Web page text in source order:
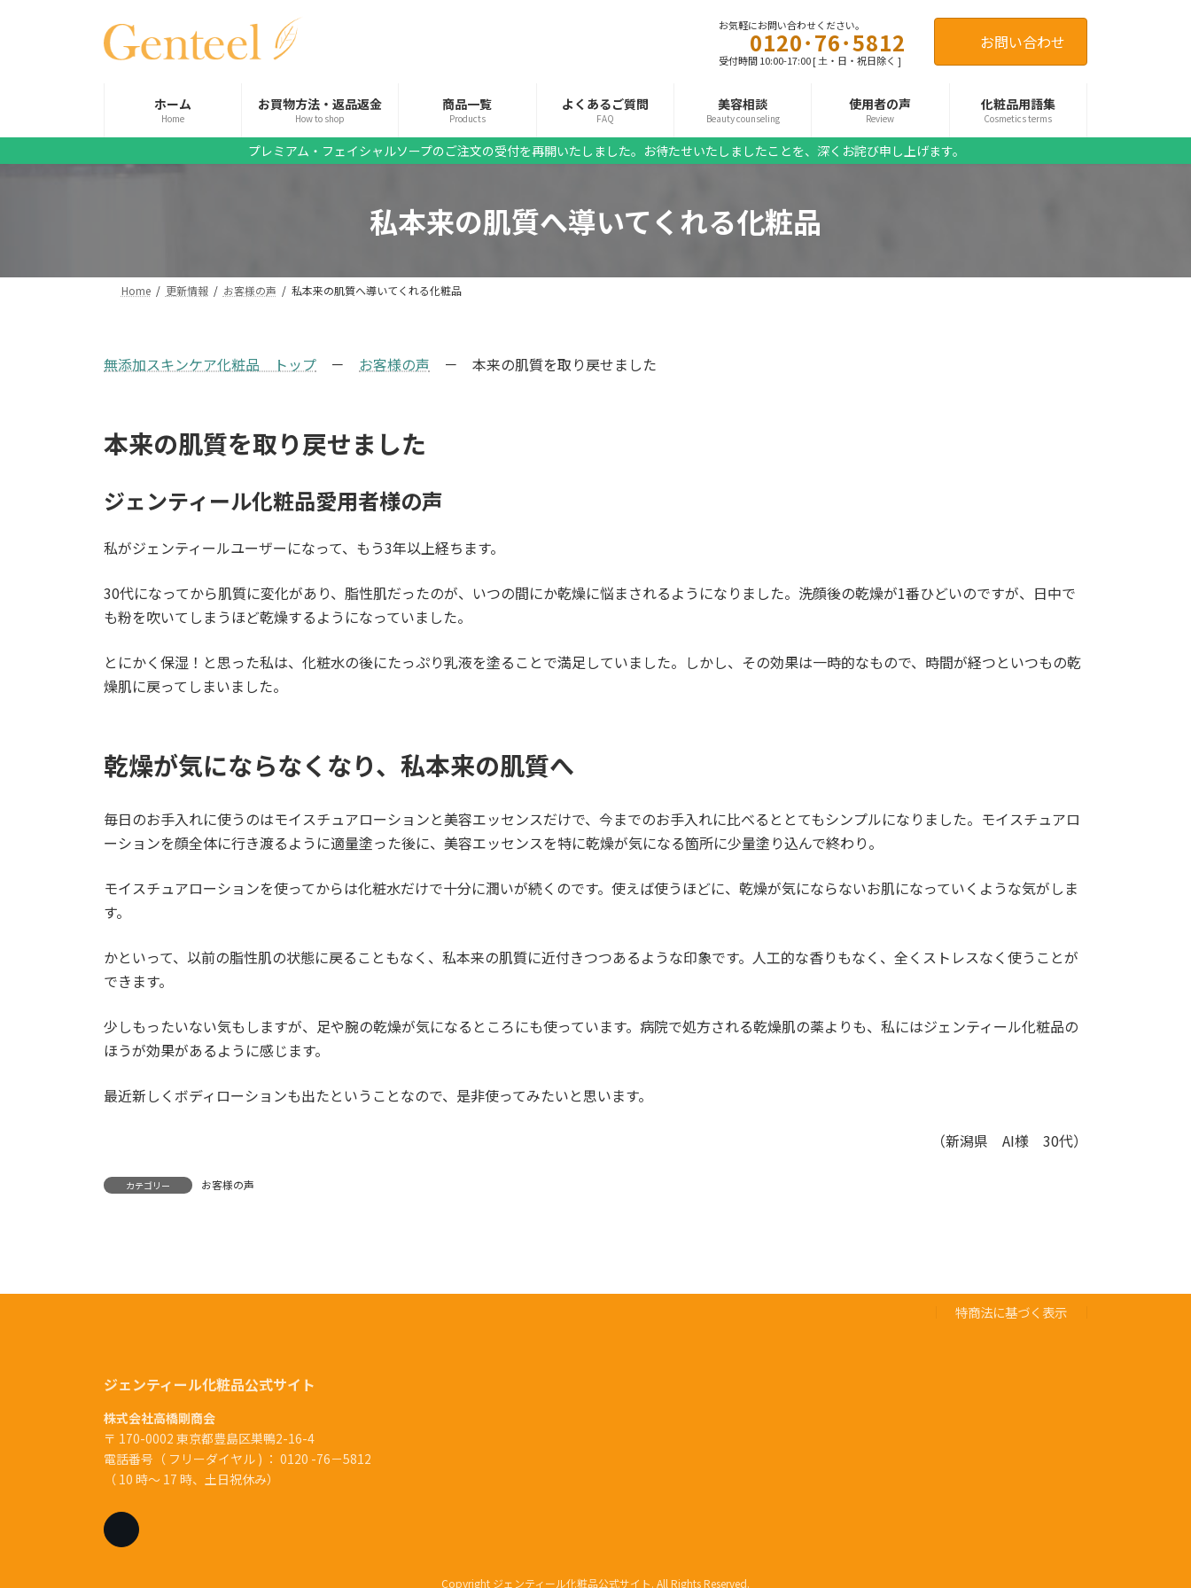
ス
キ
ン
に
お気軽にお問い合わせください。
0120･76･5812
受付時間 10:00-17:00 [ 土・日・祝日除く ]
お問い合わせ
ホーム
Home
お買物方法・返品返金
How to shop
商品一覧
Products
よくあるご質問
FAQ
美容相談
Beauty counseling
使用者の声
Review
化粧品用語集
Cosmetics terms
プレミアム・フェイシャルソープのご注文の受付を再開いたしました。お待たせいたしましたことを、深くお詫び申し上げます。
私本来の肌質へ導いてくれる化粧品
Home 更新情報 お客様の声 私本来の肌質へ導いてくれる化粧品
無添加スキンケア化粧品 トップ － お客様の声 － 本来の肌質を取り戻せました
本来の肌質を取り戻せました
ジェンティール化粧品愛用者様の声
私がジェンティールユーザーになって、もう3年以上経ちます。
30代になってから肌質に変化があり、脂性肌だったのが、いつの間にか乾燥に悩まされるようになりました。洗顔後の乾燥が1番ひどいのですが、日中で
も粉を吹いてしまうほど乾燥するようになっていました。
とにかく保湿！と思った私は、化粧水の後にたっぷり乳液を塗ることで満足していました。しかし、その効果は一時的なもので、時間が経つといつもの乾
燥肌に戻ってしまいました。
乾燥が気にならなくなり、私本来の肌質へ
毎日のお手入れに使うのはモイスチュアローションと美容エッセンスだけで、今までのお手入れに比べるととてもシンプルになりました。モイスチュアロ
ーションを顔全体に行き渡るように適量塗った後に、美容エッセンスを特に乾燥が気になる箇所に少量塗り込んで終わり。
モイスチュアローションを使ってからは化粧水だけで十分に潤いが続くのです。使えば使うほどに、乾燥が気にならないお肌になっていくような気がしま
す。
かといって、以前の脂性肌の状態に戻ることもなく、私本来の肌質に近付きつつあるような印象です。人工的な香りもなく、全くストレスなく使うことが
できます。
少しもったいない気もしますが、足や腕の乾燥が気になるところにも使っています。病院で処方される乾燥肌の薬よりも、私にはジェンティール化粧品の
ほうが効果があるように感じます。
最近新しくボディローションも出たということなので、是非使ってみたいと思います。
（新潟県 AI様 30代）
カテゴリー お客様の声
特商法に基づく表示
ジェンティール化粧品公式サイト
株式会社高橋剛商会
〒 170-0002 東京都豊島区巣鴨2-16-4
電話番号（ フリーダイヤル ) ： 0120 -76－5812
（ 10 時～ 17 時、土日祝休み）
Copyright ジェンティール化粧品公式サイト. All Rights Reserved.